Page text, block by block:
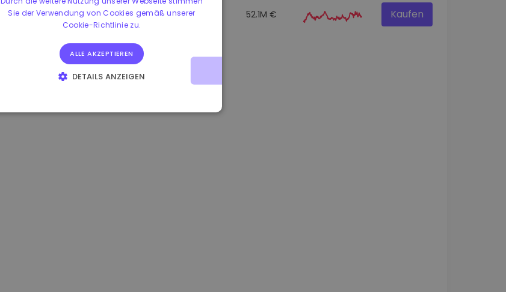
0.865660 € 0.00% 3.4B € 52.1M € Kaufen
Sie der Verwendung von Cookies gemäß unserer
Cookie-Richtlinie zu.
ALLE AKZEPTIEREN
DETAILS ANZEIGEN